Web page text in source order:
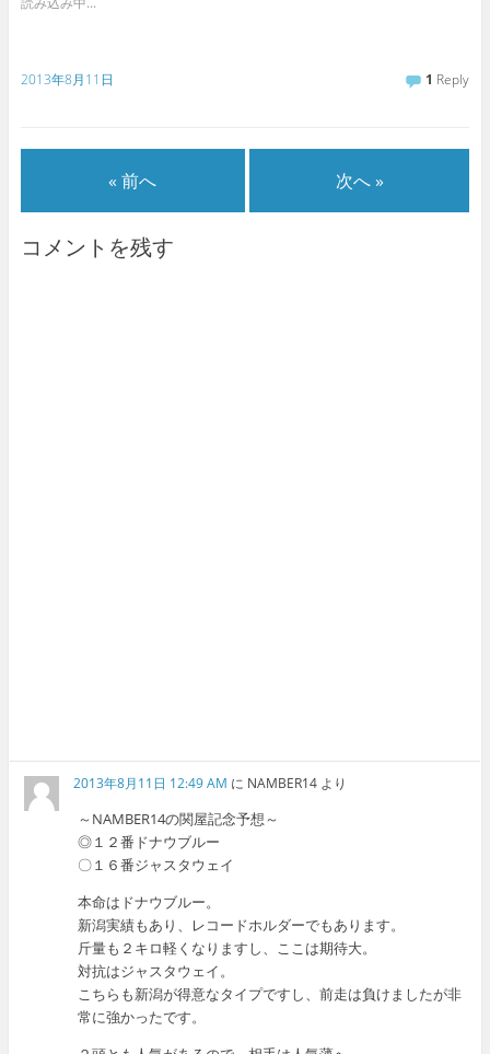
2013年8月11日 1 Reply
« 前へ 次へ »
コメントを残す
2013年8月11日 12:49 AM に NAMBER14 より
～NAMBER14の関屋記念予想～
◎１２番ドナウブルー
〇１６番ジャスタウェイ
本命はドナウブルー。
新潟実績もあり、レコードホルダーでもあります。
斤量も２キロ軽くなりますし、ここは期待大。
対抗はジャスタウェイ。
こちらも新潟が得意なタイプですし、前走は負けましたが非
常に強かったです。